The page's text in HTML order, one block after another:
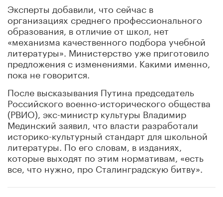
Эксперты добавили, что сейчас в
организациях среднего профессионального
образования, в отличие от школ, нет
«механизма качественного подбора учебной
литературы». Министерство уже приготовило
предложения с изменениями. Какими именно,
пока не говорится.
После высказывания Путина председатель
Российского военно-исторического общества
(РВИО), экс-министр культуры Владимир
Мединский заявил, что власти разработали
историко-культурный стандарт для школьной
литературы. По его словам, в изданиях,
которые выходят по этим нормативам, «есть
все, что нужно, про Сталинградскую битву».